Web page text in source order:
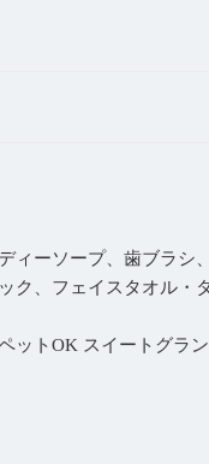
ィーソープ、歯ブラ
ク、フェイスタオル
トOK スイートグラ